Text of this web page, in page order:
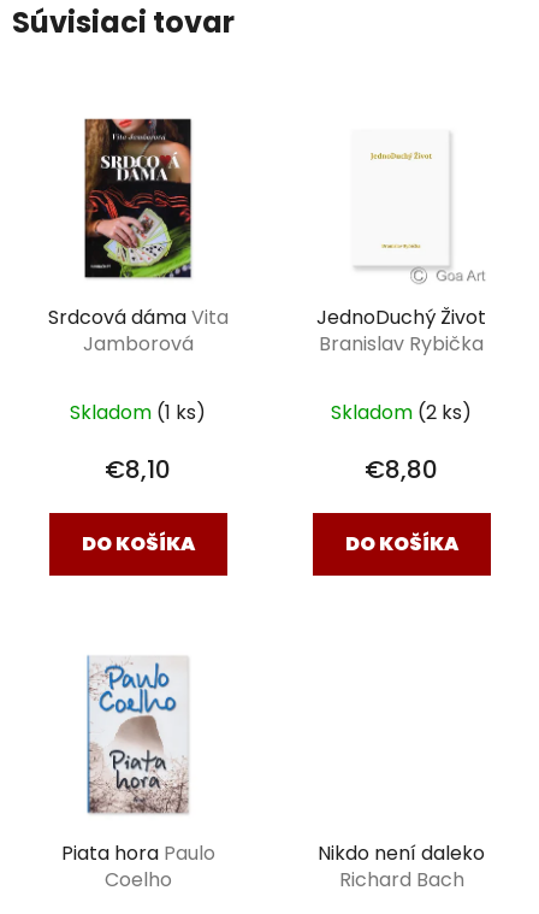
Súvisiaci tovar
Srdcová dámaVita
Jamborová
Skladom (1 ks)
€8,10
DO KOŠÍKA
JednoDuchý Život
Branislav Rybička
Skladom (2 ks)
€8,80
DO KOŠÍKA
Piata hora Paulo
Coelho
Nikdo není daleko
Richard Bach